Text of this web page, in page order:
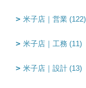
米子店｜営業 (122)
米子店｜工務 (11)
米子店｜設計 (13)